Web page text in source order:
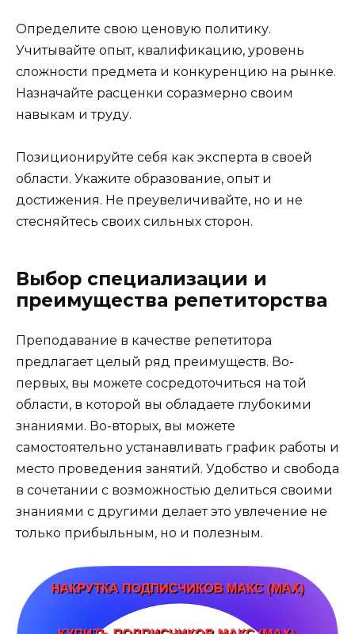
Определите свою ценовую политику.
Учитывайте опыт, квалификацию, уровень
сложности предмета и конкуренцию на рынке.
Назначайте расценки соразмерно своим
навыкам и труду.
Позиционируйте себя как эксперта в своей
области. Укажите образование, опыт и
достижения. Не преувеличивайте, но и не
стесняйтесь своих сильных сторон.
Выбор специализации и
преимущества репетиторства
Преподавание в качестве репетитора
предлагает целый ряд преимуществ. Во-
первых, вы можете сосредоточиться на той
области, в которой вы обладаете глубокими
знаниями. Во-вторых, вы можете
самостоятельно устанавливать график работы и
место проведения занятий. Удобство и свобода
в сочетании с возможностью делиться своими
знаниями с другими делает это увлечение не
только прибыльным, но и полезным.